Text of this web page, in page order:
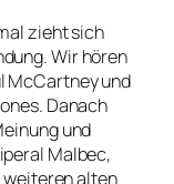
zieht sich
Wir hören
McCartney und
Danach
und
Malbec,
weiteren alten